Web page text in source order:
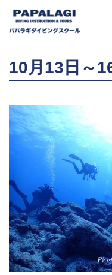
10月13日～